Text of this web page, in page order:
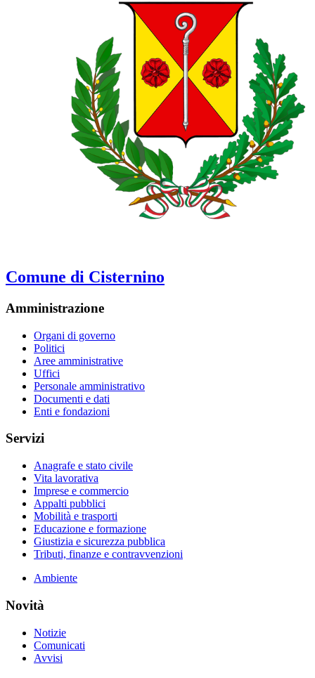
Comune di Cisternino
Amministrazione
Organi di governo
Politici
Aree amministrative
Uffici
Personale amministrativo
Documenti e dati
Enti e fondazioni
Servizi
Anagrafe e stato civile
Vita lavorativa
Imprese e commercio
Appalti pubblici
Mobilità e trasporti
Educazione e formazione
Giustizia e sicurezza pubblica
Tributi, finanze e contravvenzioni
Ambiente
Novità
Notizie
Comunicati
Avvisi